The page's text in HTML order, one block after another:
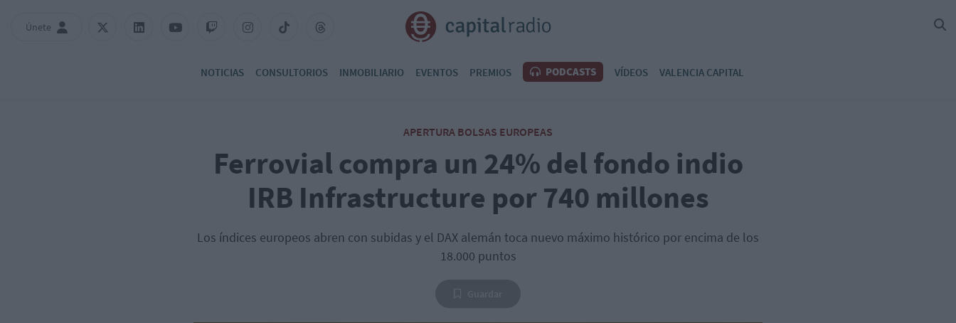
Únete
NOTICIAS CONSULTORIOS INMOBILIARIO EVENTOS PREMIOS PODCASTS VÍDEOS VALENCIA CAPITAL
APERTURA BOLSAS EUROPEAS
Ferrovial compra un 24% del fondo indio
IRB Infrastructure por 740 millones
Los índices europeos abren con subidas y el DAX alemán toca nuevo máximo histórico por encima de los
18.000 puntos